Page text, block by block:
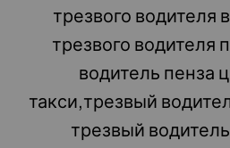
трезвого водителя
трезвого водителя
водитель пенза
такси,трезвый
трезвый